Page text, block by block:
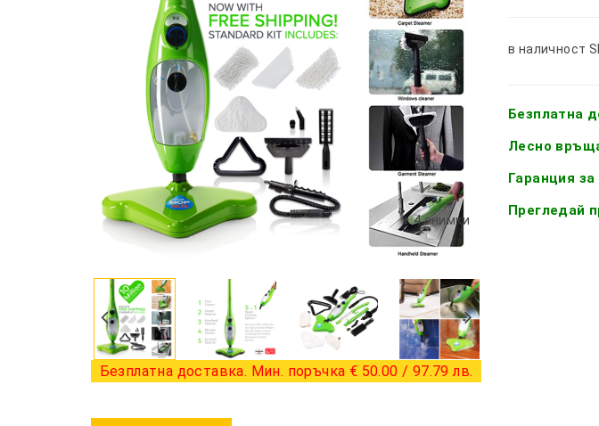
+ 4 снимки
Безплатна доставка. Мин. поръчка € 50.00 / 97.79 лв.
в наличност
Безплатна
Лесно
Гаранция
Прегледай